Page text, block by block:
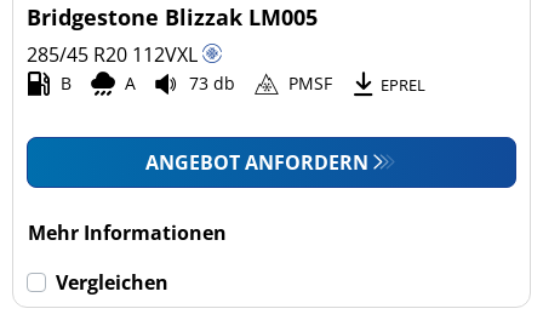
Bridgestone Blizzak LM005
285/45 R20 112VXL
B A 73 db PMSF EPREL
ANGEBOT ANFORDERN
Mehr Informationen
Vergleichen